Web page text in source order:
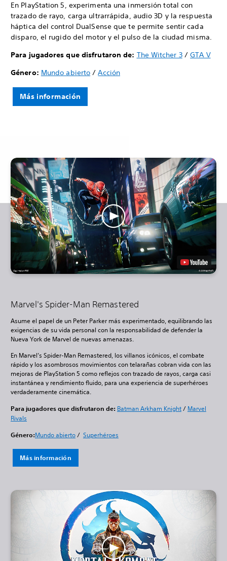
En PlayStation 5, experimenta una inmersión total con
trazado de rayo, carga ultrarrápida, audio 3D y la respuesta
háptica del control DualSense que te permite sentir cada
disparo, el rugido del motor y el pulso de la ciudad misma.
Para jugadores que disfrutaron de: The Witcher 3/GTA V
Género: Mundo abierto /Acción
Más información
Marvel's Spider-Man Remastered
Asume el papel de un Peter Parker más experimentado, equilibrando las
exigencias de su vida personal con la responsabilidad de defender la
Nueva York de Marvel de nuevas amenazas.
En Marvel’s Spider-Man Remastered, los villanos icónicos, el combate
rápido y los asombrosos movimientos con telarañas cobran vida con las
mejoras de PlayStation 5 como reflejos con trazado de rayos, carga casi
instantánea y rendimiento fluido, para una experiencia de superhéroes
verdaderamente cinemática.
Para jugadores que disfrutaron de: Batman Arkham Knight/ Marvel
Rivals
Género:Mundo abierto/ Superhéroes
Más información